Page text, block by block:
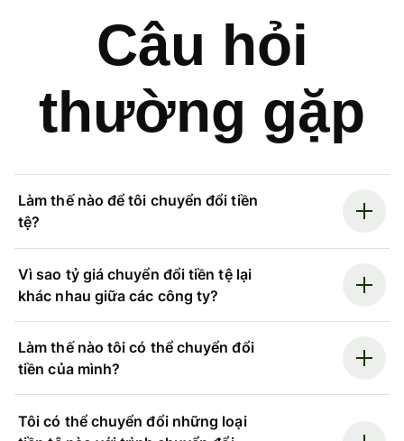
Câu hỏi
thường gặp
Làm thế nào để tôi chuyển đổi tiền
tệ?
Vì sao tỷ giá chuyển đổi tiền tệ lại
khác nhau giữa các công ty?
Làm thế nào tôi có thể chuyển đổi
tiền của mình?
Tôi có thể chuyển đổi những loại